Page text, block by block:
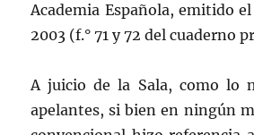
Academia Española, emitido el
2003 (f.° 71 y 72 del cuaderno
A juicio de la Sala, como lo
apelantes, si bien en ningún